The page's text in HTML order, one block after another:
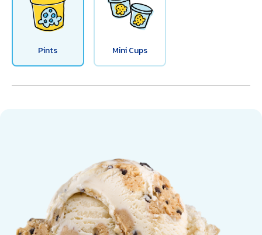
Pints Mini Cups